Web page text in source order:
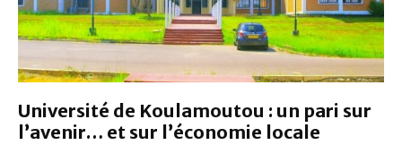
Université de Koulamoutou : un pari sur
l’avenir… et sur l’économie locale